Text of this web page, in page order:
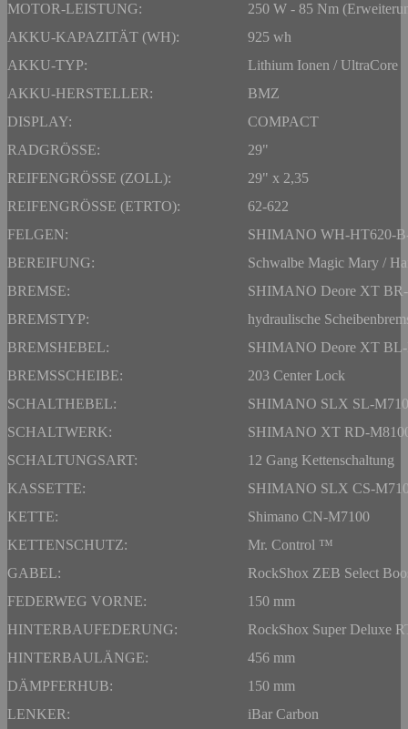
MOTOR-LEISTUNG:
250 W - 85 Nm
AKKU-KAPAZITÄT (WH):
925 wh
AKKU-TYP:
Lithium Ionen / UltraCore
AKKU-HERSTELLER:
BMZ
DISPLAY:
COMPACT
RADGRÖSSE:
29"
REIFENGRÖSSE (ZOLL):
29" x 2,35
REIFENGRÖSSE (ETRTO):
62-622
FELGEN:
SHIMANO WH-HT620-
BEREIFUNG:
Schwalbe Magic Mary /
BREMSE:
SHIMANO Deore XT
BREMSTYP:
hydraulische
BREMSHEBEL:
SHIMANO Deore XT BL-
BREMSSCHEIBE:
203 Center Lock
SCHALTHEBEL:
SHIMANO SLX SL-
SCHALTWERK:
SHIMANO XT RD-
SCHALTUNGSART:
12 Gang Kettenschaltung
KASSETTE:
SHIMANO SLX CS-
KETTE:
Shimano CN-M7100
KETTENSCHUTZ:
Mr. Control ™
GABEL:
RockShox ZEB Select
FEDERWEG VORNE:
150 mm
HINTERBAUFEDERUNG:
RockShox Super Deluxe
HINTERBAULÄNGE:
456 mm
DÄMPFERHUB:
150 mm
LENKER:
iBar Carbon